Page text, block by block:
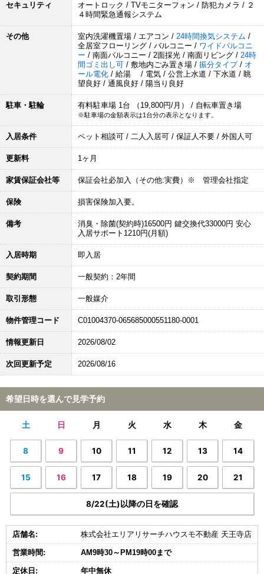
セキュリティ
オートロック / TVモニターフォン / 防犯カメラ / ２
４時間緊急通報システム
その他 室内洗濯機置場 / エアコン / 24時間換気システム /
全居室フローリング / バルコニー / ワイドバルコニ
ー / 南面バルコニー / 2面採光 / 南面リビング / 24時
間ゴミ出し可 / 敷地内ごみ置き場 / 振分タイプ / オ
ール電化 / 給湯 / 電気 / 公営上水道 / 下水道 / 眺
望良好 / 通風良好 / 陽当り良好
駐車・駐輪 有料駐車場 1台 （19,800円/月） / 自転車置き場
※駐車場の金額表示は1台分の表示となります。
入居条件 ペット相談可 / 二人入居可 / 保証人不要 / 外国人可
更新料 1ヶ月
家賃保証会社等 保証会社必加入（その他:実費）※ 管理会社指定
保険 損害保険加入要。
備考
消臭・除菌(契約時)16500円 鍵交換代33000円 安心
入居サポート1210円(月額)
入居時期 即入居
契約期間 一般契約：2年間
取引形態 一般媒介
物件管理コード C01004370-065685000551180-0001
情報更新日 2026/08/02
次回更新予定 2026/08/16
希望日時を選んで見学予約
土 日 月 火 水 木 金
8 9 10 11 12 13 14
15 16 17 18 19 20 21
8/22(土)以降の日を確認
店舗名: 株式会社エリアリサーチハウスモ不動産 天王寺店
営業時間: AM9時30～PM19時00まで
定休日: 年中無休